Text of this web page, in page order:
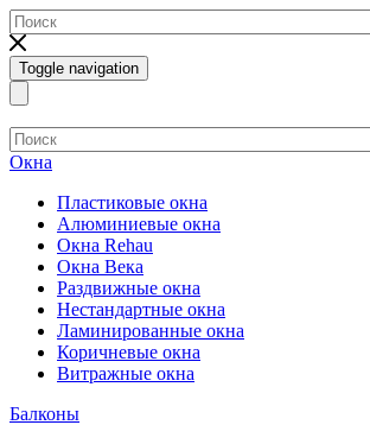
Toggle navigation
Окна
Пластиковые окна
Алюминиевые окна
Окна Rehau
Окна Века
Раздвижные окна
Нестандартные окна
Ламинированные окна
Коричневые окна
Витражные окна
Балконы